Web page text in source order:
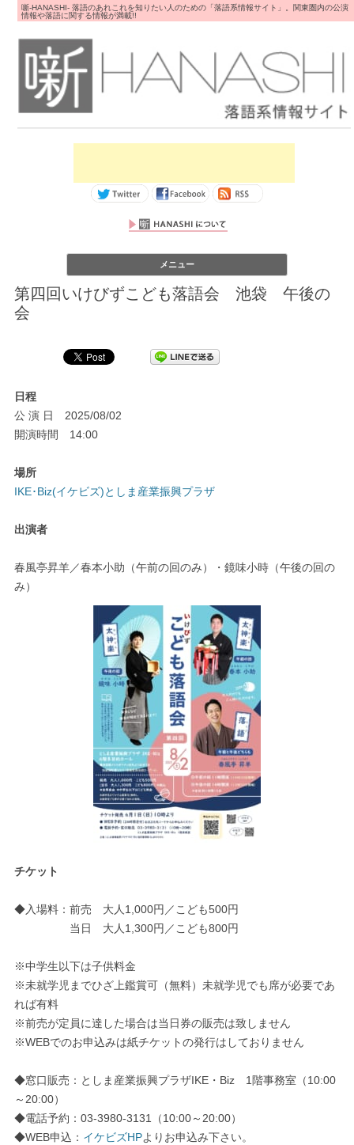
噺-HANASHI- 落語のあれこれを知りたい人のための「落語系情報サイト」。関東圏内の公演
情報や落語に関する情報が満載!!
メニュー
第四回いけびずこども落語会 池袋 午後の
会
日程
公 演 日 2025/08/02
開演時間 14:00
場所
IKE･Biz(イケビズ)としま産業振興プラザ
出演者
春風亭昇羊／春本小助（午前の回のみ）・鏡味小時（午後の回の
み）
チケット
◆入場料：前売 大人1,000円／こども500円
当日 大人1,300円／こども800円
※中学生以下は子供料金
※未就学児までひざ上鑑賞可（無料）未就学児でも席が必要であ
れば有料
※前売が定員に達した場合は当日券の販売は致しません
※WEBでのお申込みは紙チケットの発行はしておりません
◆窓口販売：としま産業振興プラザIKE・Biz 1階事務室（10:00
～20:00）
◆電話予約：03-3980-3131（10:00～20:00）
◆WEB申込： イケビズHPよりお申込み下さい。